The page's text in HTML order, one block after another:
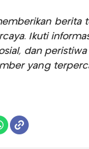
berita
Ikuti
dan
yang